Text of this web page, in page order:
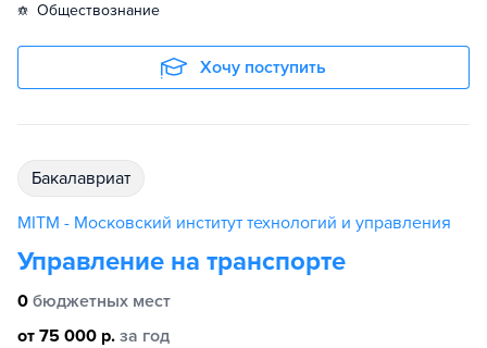
обществознание
Хочу поступить
бакалавриат
MITM - Московский институт технологий и управления
Управление на транспорте
0 бюджетных мест
от 75 000 р. за год